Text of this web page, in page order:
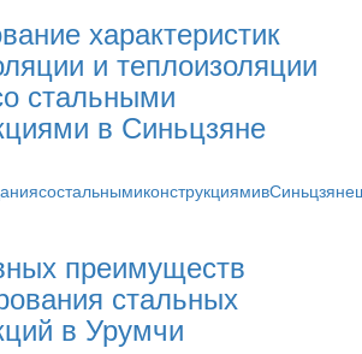
характеристик
и теплоизоляции
стальными
в Синьцзяне
преимуществ
стальных
в Урумчи